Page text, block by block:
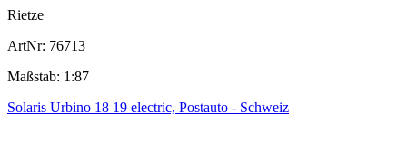
Rietze
ArtNr: 76713
Maßstab: 1:87
Solaris Urbino 18 19 electric, Postauto - Schweiz